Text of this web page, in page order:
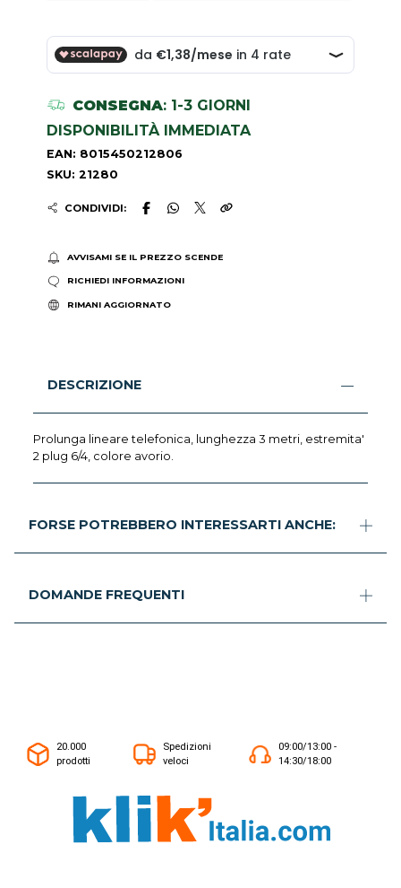
CONSEGNA: 1-3 GIORNI
DISPONIBILITÀ IMMEDIATA
EAN: 8015450212806
SKU: 21280
CONDIVIDI:
AVVISAMI SE IL PREZZO SCENDE
RICHIEDI INFORMAZIONI
RIMANI AGGIORNATO
DESCRIZIONE
Prolunga lineare telefonica, lunghezza 3 metri, estremita'
2 plug 6/4, colore avorio.
FORSE POTREBBERO INTERESSARTI ANCHE:
DOMANDE FREQUENTI
20.000
prodotti
Spedizioni
veloci
09:00/13:00 -
14:30/18:00